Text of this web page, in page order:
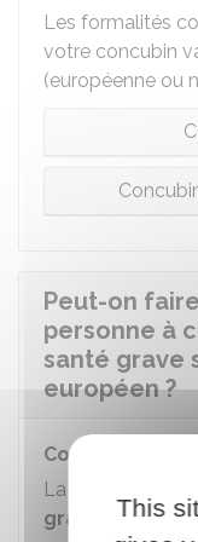
Les formalités
votre concubin
(européenne ou
Peut-on
personne à
santé grave
européen ?
Conditions
La personne qui a
gravesThis